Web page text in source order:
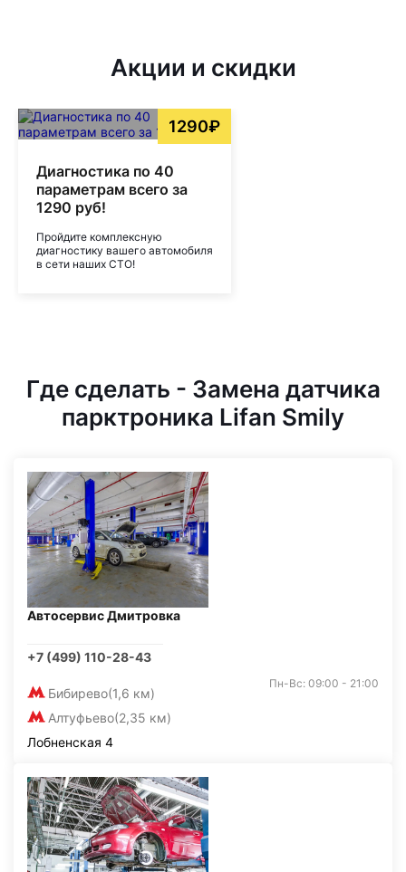
Акции и скидки
1290₽
Диагностика по 40
параметрам всего за
1290 руб!
Пройдите комплексную
диагностику вашего автомобиля
в сети наших СТО!
Где сделать - Замена датчика
парктроника Lifan Smily
Автосервис Дмитровка
+7 (499) 110-28-43
Бибирево(1,6 км)
Алтуфьево(2,35 км)
Пн-Вс: 09:00 - 21:00
Лобненская 4